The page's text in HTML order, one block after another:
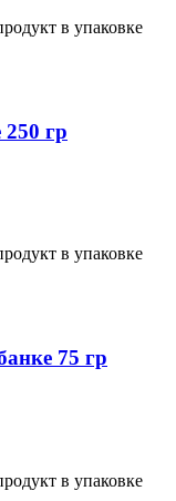
в упаковке
гр
в упаковке
75 гр
в упаковке